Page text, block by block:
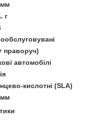
г
праворуч)
автомобілі
кислотні (SLA)